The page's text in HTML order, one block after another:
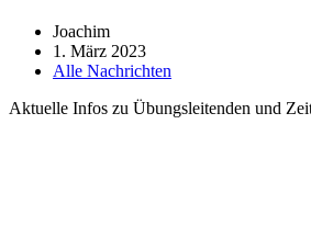
Joachim
1. März 2023
Alle Nachrichten
Aktuelle Infos zu Übungsleitenden und